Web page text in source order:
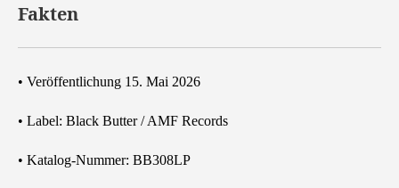
Fakten
• Veröffentlichung 15. Mai 2026
• Label: Black Butter / AMF Records
• Katalog-Nummer: BB308LP